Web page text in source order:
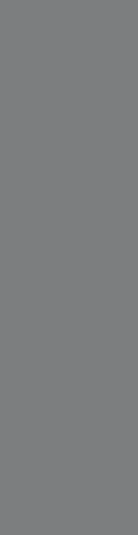
na komentare